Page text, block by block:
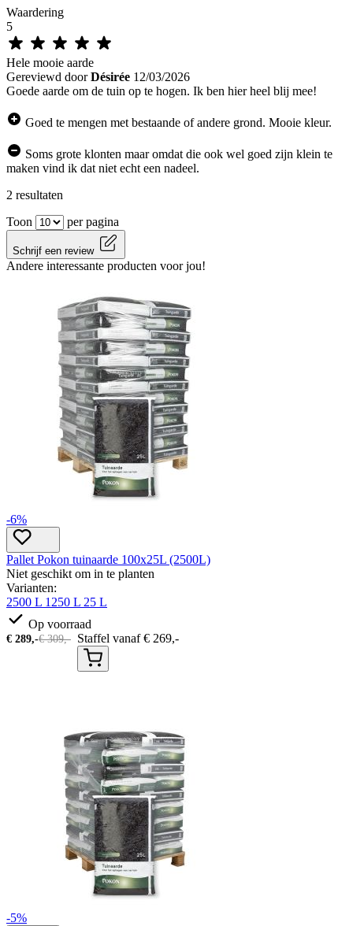
Waardering
5
Hele mooie aarde
Gereviewd door Désirée 12/03/2026
Goede aarde om de tuin op te hogen. Ik ben hier heel blij mee!
Goed te mengen met bestaande of andere grond. Mooie kleur.
Soms grote klonten maar omdat die ook wel goed zijn klein te
maken vind ik dat niet echt een nadeel.
2 resultaten
Toon
per pagina
Schrijf een review
Andere interessante producten voor jou!
-6%
Pallet Pokon tuinaarde 100x25L (2500L)
Niet geschikt om in te planten
Varianten:
2500 L 1250 L 25 L
Op voorraad
€ 289,-€309,- Staffel vanaf€ 269,-
-5%